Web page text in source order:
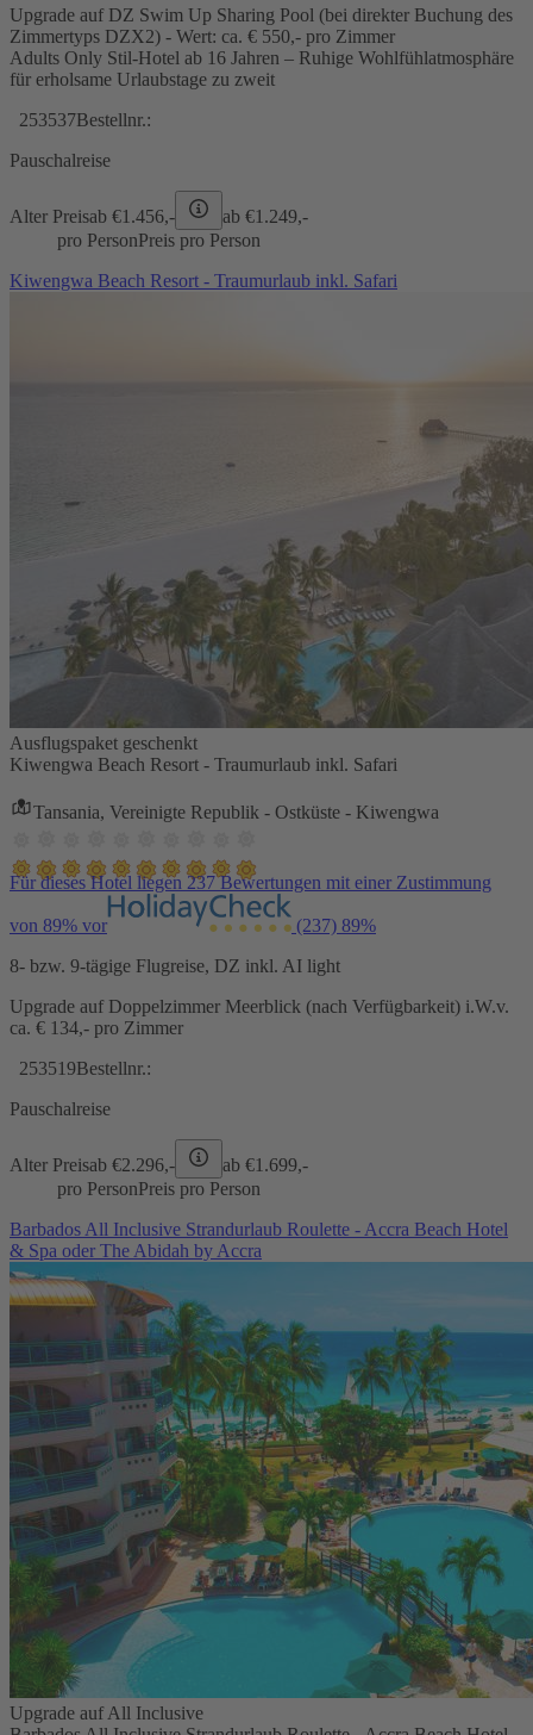
Upgrade auf DZ Swim Up Sharing Pool (bei direkter Buchung des
Zimmertyps DZX2) - Wert: ca. € 550,- pro Zimmer
Adults Only Stil-Hotel ab 16 Jahren – Ruhige Wohlfühlatmosphäre
für erholsame Urlaubstage zu zweit
253537Bestellnr.:
Pauschalreise
Alter Preisab €1.456,- ab €1.249,-
pro PersonPreis pro Person
Kiwengwa Beach Resort - Traumurlaub inkl. Safari
Ausflugspaket geschenkt
Kiwengwa Beach Resort - Traumurlaub inkl. Safari
Tansania, Vereinigte Republik - Ostküste - Kiwengwa
Für dieses Hotel liegen 237 Bewertungen mit einer Zustimmung
von 89% vor (237) 89%
8- bzw. 9-tägige Flugreise, DZ inkl. AI light
Upgrade auf Doppelzimmer Meerblick (nach Verfügbarkeit) i.W.v.
ca. € 134,- pro Zimmer
253519Bestellnr.:
Pauschalreise
Alter Preisab €2.296,- ab €1.699,-
pro PersonPreis pro Person
Barbados All Inclusive Strandurlaub Roulette - Accra Beach Hotel
& Spa oder The Abidah by Accra
Upgrade auf All Inclusive